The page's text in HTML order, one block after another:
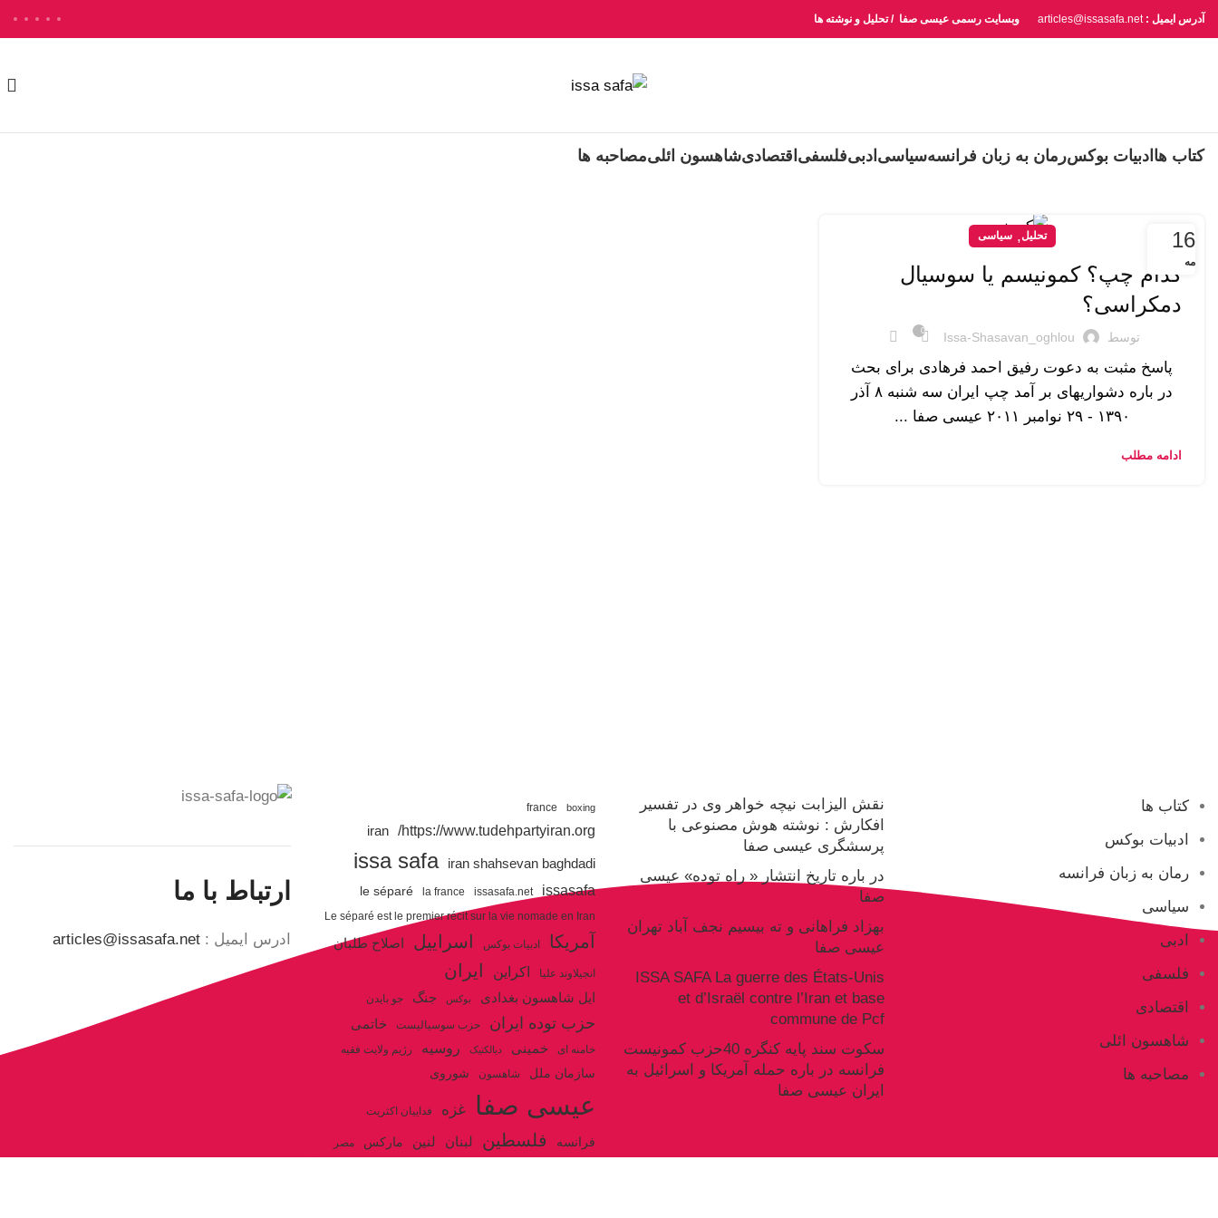
آدرس ایمیل : articles@issasafa.net وبسایت رسمی عیسی صفا / تحلیل و نوشته ها
کتاب ها ادبیات بوکسرمان به زبان فرانسهسیاسی ادبیفلسفی اقتصادیشاهسون ائلیمصاحبه ها
16
مه
تحلیل,سیاسی
کدام چپ؟ کمونیسم یا سوسیال
دمکراسی؟
توسط Issa-Shasavan_oghlou
0
پاسخ مثبت به دعوت رفیق احمد فرهادی برای بحث
در باره دشواریهای بر آمد چپ ایران سه شنبه ۸ آذر
۱۳۹۰ - ۲۹ نوامبر ۲۰۱۱ عیسی صفا ...
ادامه مطلب
کتاب ها
ادبیات بوکس
رمان به زبان فرانسه
سیاسی
ادبی
فلسفی
اقتصادی
شاهسون ائلی
مصاحبه ها
نقش الیزابت نیچه خواهر وی در تفسیر
افکارش : نوشته هوش مصنوعی با
پرسشگری عیسی صفا
در باره تاریخ انتشار « راه توده» عیسی
صفا
بهزاد فراهانی و ته بیسیم نجف آباد تهران
عیسی صفا
ISSA SAFA La guerre des États-Unis
et d’Israël contre l’Iran et base
commune de Pcf
سکوت سند پایه کنگره 40حزب کمونیست
فرانسه در باره حمله آمریکا و اسرائیل به
ایران عیسی صفا
boxing
france
https://www.tudehpartyiran.org/
iran
iran shahsevan baghdadi
issa safa
issasafa
issasafa.net
la france
le séparé
Le séparé est le premier récit sur la vie nomade en Iran
آمریکا ادبیات بوکس اسراییل اصلاح طلبان
انجیلاوند علیا اکراین ایران
ایل شاهسون بغدادی بوکس جنگ جو بایدن
حزب توده ایران حزب سوسیالیست خاتمی
خامنه ای خمینی دیالکتیک روسیه رژیم ولایت فقیه
سازمان ملل شاهسون شوروی
عیسی صفا غزه فداییان اکثریت
فرانسه فلسطین لبنان لنین مارکس
مصر
ارتباط با ما
ادرس ایمیل : articles@issasafa.net